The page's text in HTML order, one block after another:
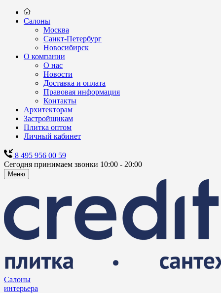
Салоны
Москва
Санкт-Петербург
Новосибирск
О компании
О нас
Новости
Доставка и оплата
Правовая информация
Контакты
Архитекторам
Застройщикам
Плитка оптом
Личный кабинет
8 495 956 00 59
Сегодня принимаем звонки 10:00 - 20:00
Меню
Салоны
интерьера